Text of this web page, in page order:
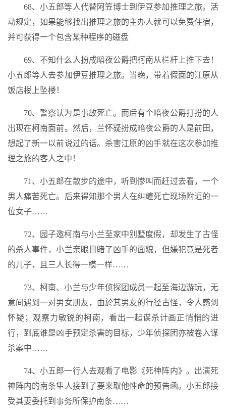
68、小五郎等人代替阿笠博士到伊豆参加推理之旅。活
动规定，如果能够找出推理之旅的主办人就可以免费住宿，
并可获得一个包含某种程序的磁盘
69、不知什么人扮成暗夜公爵把柯南从栏杆上推下去！
小五郎等人去参加伊豆推理之旅。当晚，带着假面的江原从
饭店楼上坠楼！
70、警察认为是事故死亡。而后有个暗夜公爵打扮的人
出现在柯南面前。然后，兰怀疑扮成暗夜公爵的人是前田，
想起了新一以前说过的话。杀害江原的凶手就在这次参加推
理之旅的客人之中！
71、小五郎在散步的途中，听到惨叫而赶过去看，一个
男人痛苦死亡。后来得知那个男人在纠缠死亡现场附近的一
位女子……
72、园子邀柯南与小兰至家中别墅度假，却发生了古怪
的杀人事件，小兰亲眼目睹了凶手的面貌，但嫌犯竟是死者
的儿子，且三人长得一模一样……
73、柯南、小兰与少年侦探团成员一起至海边游玩，无
意间遇到一对男女朋友，由於其男友的行径古怪，令人感到
怀疑；观察力敏锐的柯南，看出一起谋杀计画正悄悄的进
行，到底谁是凶手预定杀害的目标，少年侦探团亦被卷入谋
杀案中……
74、小五郎一行人去观看了电影《死神阵内》。出演死
神阵内的南条隼人接到了要来取他性命的预告函。小五郎接
受其妻委托到事务所保护南条……